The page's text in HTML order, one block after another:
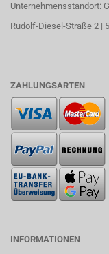
Unternehmensstandort:
Rudolf-Diesel-Straße 2 |
ZAHLUNGSARTEN
INFORMATIONEN